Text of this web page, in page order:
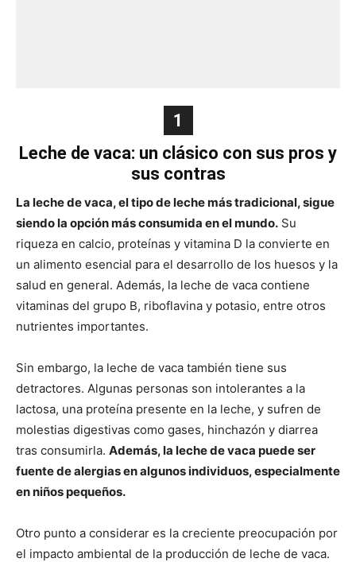
1
Leche de vaca: un clásico con sus pros y
sus contras
La leche de vaca, el tipo de leche más tradicional, sigue
siendo la opción más consumida en el mundo. Su
riqueza en calcio, proteínas y vitamina D la convierte en
un alimento esencial para el desarrollo de los huesos y la
salud en general. Además, la leche de vaca contiene
vitaminas del grupo B, riboflavina y potasio, entre otros
nutrientes importantes.
Sin embargo, la leche de vaca también tiene sus
detractores. Algunas personas son intolerantes a la
lactosa, una proteína presente en la leche, y sufren de
molestias digestivas como gases, hinchazón y diarrea
tras consumirla. Además, la leche de vaca puede ser
fuente de alergias en algunos individuos, especialmente
en niños pequeños.
Otro punto a considerar es la creciente preocupación por
el impacto ambiental de la producción de leche de vaca.